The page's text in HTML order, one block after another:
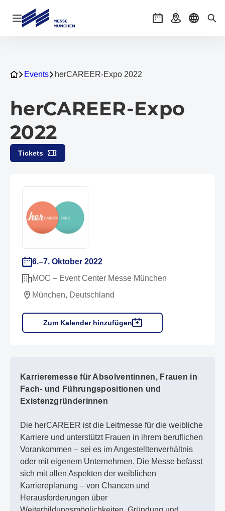
Navigation öffnen Veranstaltungen
AnreiseSprache
Events herCAREER-Expo 2022
herCAREER-Expo
2022
Tickets
6.–7. Oktober 2022
MOC – Event Center Messe München
München, Deutschland
Zum Kalender hinzufügen
Karrieremesse für Absolventinnen, Frauen in
Fach- und Führungspositionen und
Existenzgründerinnen
Die herCAREER ist die Leitmesse für die weibliche
Karriere und unterstützt Frauen in ihrem beruflichen
Vorankommen – sei es im Angestelltenverhältnis
oder mit eigenem Unternehmen. Die Messe befasst
sich mit allen Aspekten der weiblichen
Karriereplanung – von Chancen und
Herausforderungen über